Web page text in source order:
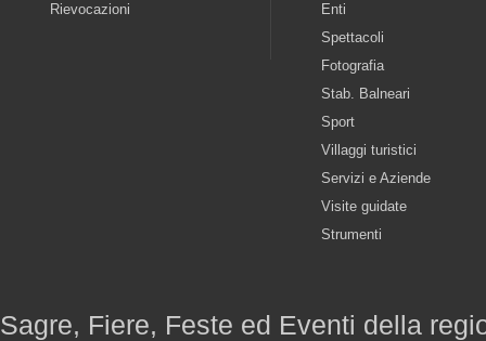
Rievocazioni
Enti
Spettacoli
Fotografia
Stab. Balneari
Sport
Villaggi turistici
Servizi e Aziende
Visite guidate
Strumenti
Sagre, Fiere, Feste ed Eventi della